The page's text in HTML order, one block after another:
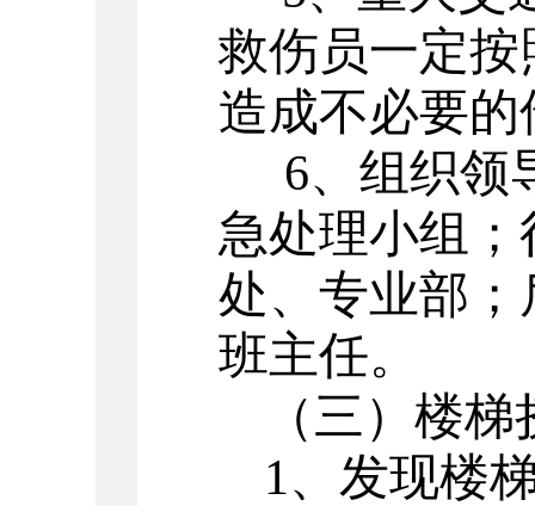
救伤员一定
造成不必要的
6、组织领
急处理小组
处、专业部
班主任。
（三）楼
1、发现楼